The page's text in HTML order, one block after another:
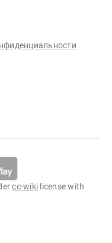
cc-wiki license with